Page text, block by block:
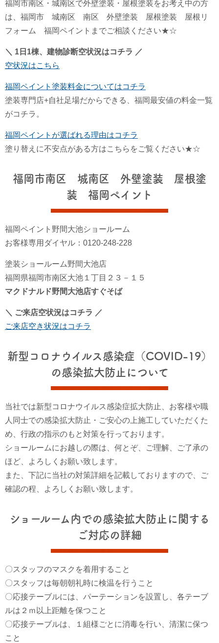
福岡市南区・城南区で外壁塗装・屋根塗装をお考え中の方
は、福岡市 城南区 南区 外壁塗装 屋根塗装 屋根リ
フォーム 福岡ペイントまでご相談ください★☆
＼ 1日1棟、建物診断空状況はコチラ ／
空状況はこちら
福岡ペイント塗装料金についてはコチラ
塗装専門店+自社足場だからできる、福岡最安値の料金一覧
がコチラ。
福岡ペイントが選ばれる理由はコチラ
塗り替えに不安点がある方はこちらをご覧ください★☆
福岡市南区 城南区 外壁塗装 屋根塗
装 福岡ペイント
福岡ペイント野間大池ショールーム
お客様専用ダイヤル：0120-248-228
塗装ショールーム野間大池店
福岡県福岡市南区大池１丁目２３－１５
マクドナルド野間大池店すぐそば
＼ ご来店空状況はコチラ ／
ご来店空き状況はコチラ
新型コロナウイルス感染症（COVID-19）
の感染拡大防止について
当社では新型コロナウイルス感染症拡大防止、お客様や職
人同士での感染拡大防止・ご安心の上施工していただくた
め、行政の指示のもと対策を行っております。
ショールームにお越しの際は、何とぞ、ご理解、ご了承の
ほど、よろしくお願い致します。
また、下記に当社の対策詳細を記載しておりますので、ご
確認の程、よろしくお願い致します。
ショールーム内での感染拡大防止に関する
ご対応の詳細
〇スタッフのマスクを着用すること
〇スタッフは毎朝朝礼時に検温を行うこと
〇応接テーブルには、パーテーションを設置し、各テーブ
ルは２ｍ以上距離を保つこと
〇応接テーブルは、１組様ごとに消毒を行い、清潔に保つ
こと